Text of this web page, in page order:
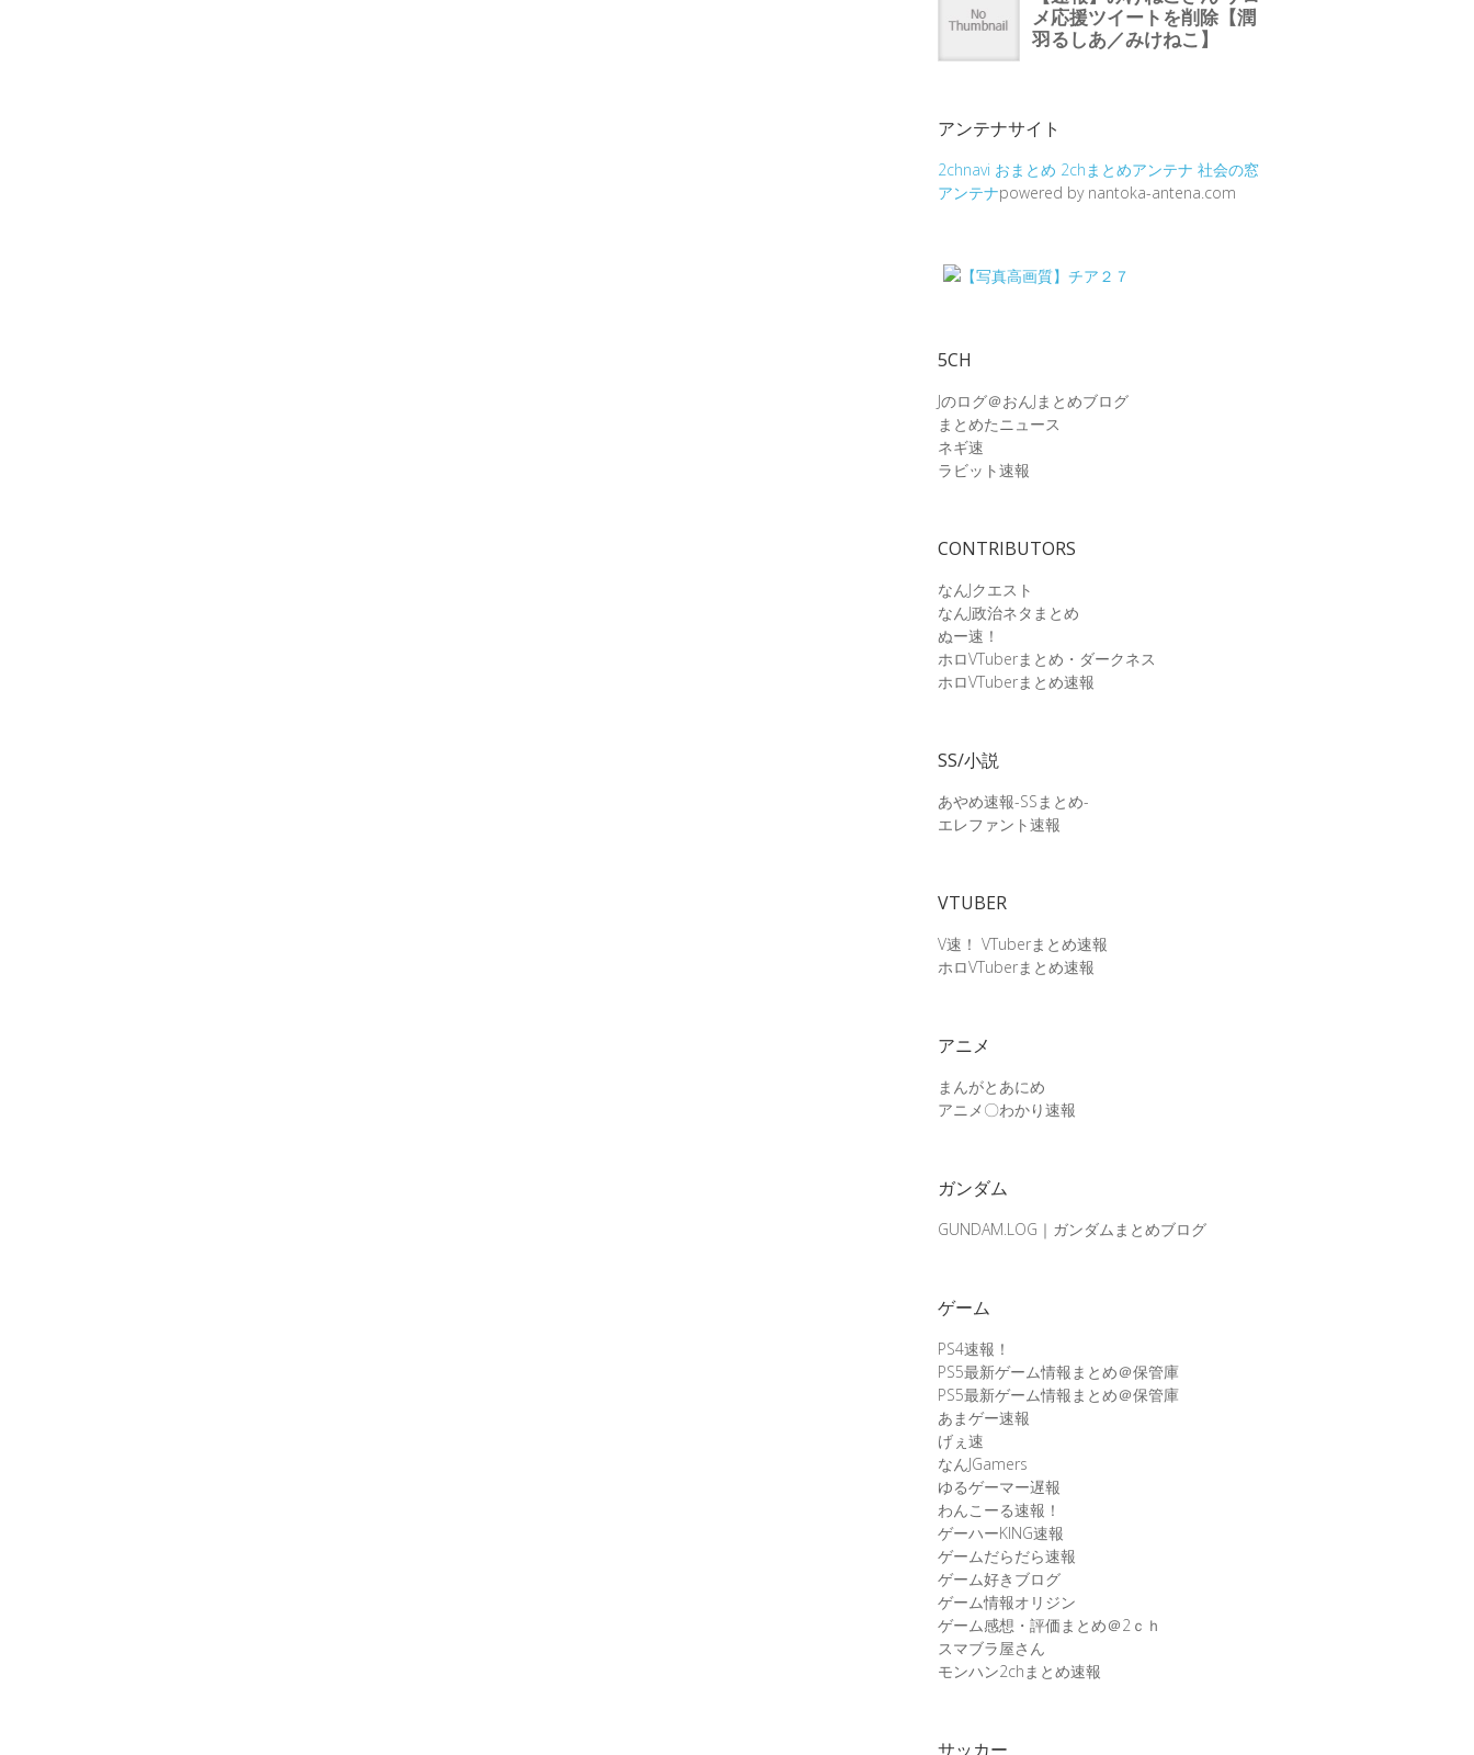
アンテナサイト
2chnavi おまとめ 2chまとめアンテナ 社会の窓
アンテナpowered by nantoka-antena.com
5CH
Jのログ＠おんJまとめブログ
まとめたニュース
ネギ速
ラビット速報
CONTRIBUTORS
なんJクエスト
なんJ政治ネタまとめ
ぬー速！
ホロVTuberまとめ・ダークネス
ホロVTuberまとめ速報
SS/小説
あやめ速報-SSまとめ-
エレファント速報
VTUBER
V速！ VTuberまとめ速報
ホロVTuberまとめ速報
アニメ
まんがとあにめ
アニメ〇わかり速報
ガンダム
GUNDAM.LOG｜ガンダムまとめブログ
ゲーム
PS4速報！
PS5最新ゲーム情報まとめ＠保管庫
PS5最新ゲーム情報まとめ＠保管庫
あまゲー速報
げぇ速
なんJGamers
ゆるゲーマー遅報
わんこーる速報！
ゲーハーKING速報
ゲームだらだら速報
ゲーム好きブログ
ゲーム情報オリジン
ゲーム感想・評価まとめ＠2ｃｈ
スマブラ屋さん
モンハン2chまとめ速報
サッカー